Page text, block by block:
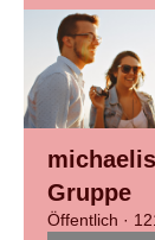
Gruppe
Öffentlich ·